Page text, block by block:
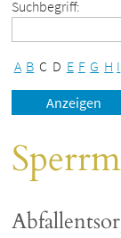
Suchbegriff:
A B C D E F G H I